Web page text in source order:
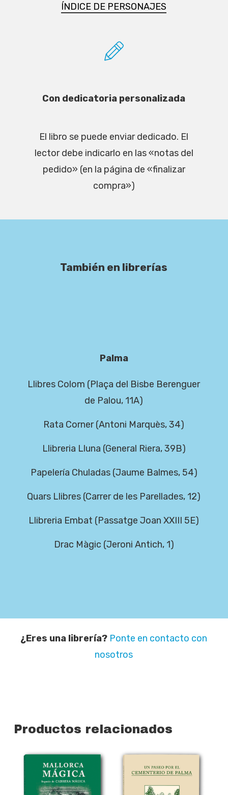
ÍNDICE DE PERSONAJES
Con dedicatoria personalizada
El libro se puede enviar dedicado. El
lector debe indicarlo en las «notas del
pedido» (en la página de «finalizar
compra»)
También en librerías
Palma
Llibres Colom (Plaça del Bisbe Berenguer
de Palou, 11A)
Rata Corner (Antoni Marquès, 34)
Llibreria Lluna (General Riera, 39B)
Papelería Chuladas (Jaume Balmes, 54)
Quars Llibres (Carrer de les Parellades, 12)
Llibreria Embat (Passatge Joan XXIII 5E)
Drac Màgic (Jeroni Antich, 1)
¿Eres una librería? Ponte en contacto con
nosotros
Productos relacionados